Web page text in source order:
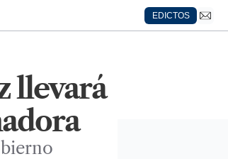
EDICTOS
llevará